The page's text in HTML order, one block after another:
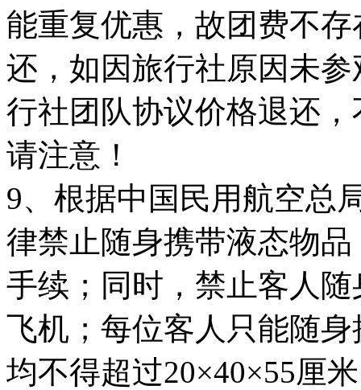
能重复优惠，故团费不
还，如因旅行社原因未
行社团队协议价格退还
请注意！
9、根据中国民用航空总
律禁止随身携带液态物
手续；同时，禁止客人
飞机；每位客人只能随
均不得超过20×40×55厘